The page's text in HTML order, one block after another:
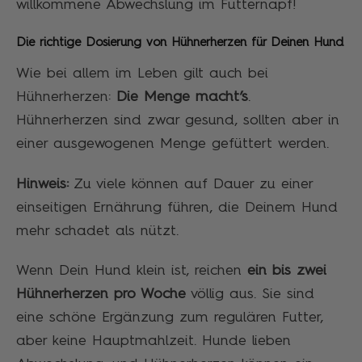
willkommene Abwechslung im Futternapf!
Die richtige Dosierung von Hühnerherzen für Deinen Hund
Wie bei allem im Leben gilt auch bei
Hühnerherzen:
Die Menge macht’s.
Hühnerherzen sind zwar gesund, sollten aber in
einer ausgewogenen Menge gefüttert werden.
Hinweis: Zu viele können auf Dauer zu einer
einseitigen Ernährung führen, die Deinem Hund
mehr schadet als nützt.
Wenn Dein Hund klein ist, reichen ein bis zwei
Hühnerherzen pro Woche völlig aus. Sie sind
eine schöne Ergänzung zum regulären Futter,
aber keine Hauptmahlzeit. Hunde lieben